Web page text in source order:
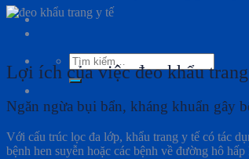
Tìm
kiếm:
Lợi ích của việc đeo khẩu
Ngăn ngừa bụi bẩn, kháng khuẩn gây
Với cấu trúc lọc đa lớp, khẩu trang y tế có tác
bệnh hen suyễn hoặc các bệnh về đường hô hấp